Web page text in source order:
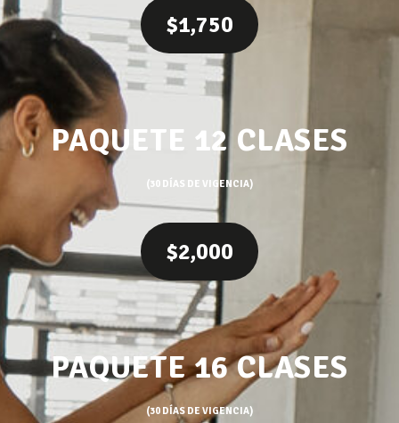
$1,750
PAQUETE 12 CLASES
(30 DÍAS DE VIGENCIA)
$2,000
PAQUETE 16 CLASES
(30 DÍAS DE VIGENCIA)